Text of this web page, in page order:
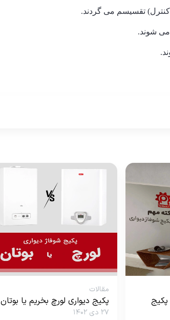
کنترل) تقسیسم می گردند.
می شوند.
پکیج
مقالات
پکیج دیواری لورچ بخریم یا بوتان
۲۷ دی ۱۴۰۲